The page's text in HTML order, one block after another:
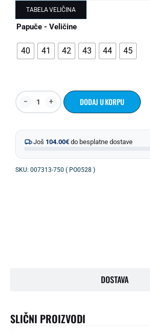
TABELA VELIČINA
Papuče - Veličine
40 41 42 43 44 45
DODAJ U KORPU
Još 104.00€ do besplatne dostave
SKU: 007313-750 ( PO0528 )
DOSTAVA
SLIČNI PROIZVODI